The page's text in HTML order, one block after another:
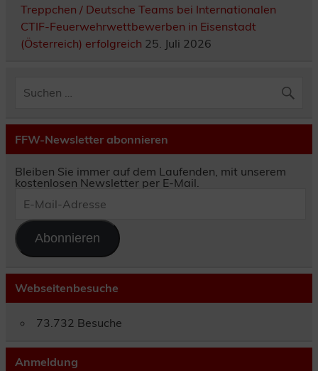
Treppchen / Deutsche Teams bei Internationalen
CTIF-Feuerwehrwettbewerben in Eisenstadt
(Österreich) erfolgreich 25. Juli 2026
FFW-Newsletter abonnieren
Bleiben Sie immer auf dem Laufenden, mit unserem
kostenlosen Newsletter per E-Mail.
Mail-
Abonnieren
Webseitenbesuche
73.732 Besuche
Anmeldung